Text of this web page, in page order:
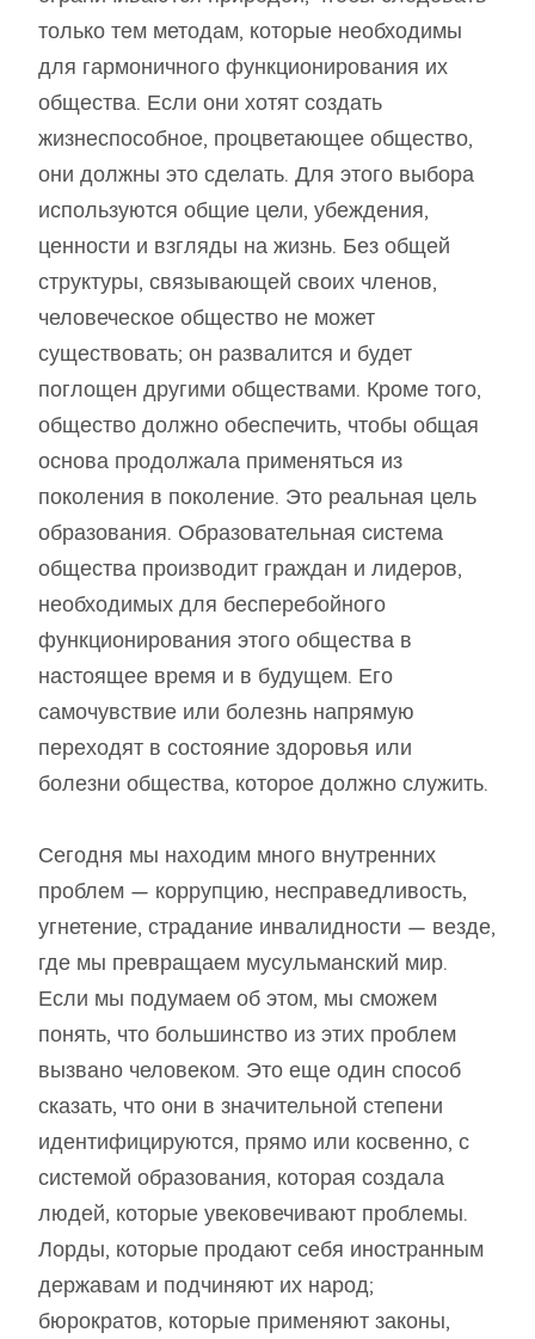
только тем методам, которые необходимы
для гармоничного функционирования их
общества. Если они хотят создать
жизнеспособное, процветающее общество,
они должны это сделать. Для этого выбора
используются общие цели, убеждения,
ценности и взгляды на жизнь. Без общей
структуры, связывающей своих членов,
человеческое общество не может
существовать; он развалится и будет
поглощен другими обществами. Кроме того,
общество должно обеспечить, чтобы общая
основа продолжала применяться из
поколения в поколение. Это реальная цель
образования. Образовательная система
общества производит граждан и лидеров,
необходимых для бесперебойного
функционирования этого общества в
настоящее время и в будущем. Его
самочувствие или болезнь напрямую
переходят в состояние здоровья или
болезни общества, которое должно служить.
Сегодня мы находим много внутренних
проблем — коррупцию, несправедливость,
угнетение, страдание инвалидности — везде,
где мы превращаем мусульманский мир.
Если мы подумаем об этом, мы сможем
понять, что большинство из этих проблем
вызвано человеком. Это еще один способ
сказать, что они в значительной степени
идентифицируются, прямо или косвенно, с
системой образования, которая создала
людей, которые увековечивают проблемы.
Лорды, которые продают себя иностранным
державам и подчиняют их народ;
бюрократов, которые применяют законы,